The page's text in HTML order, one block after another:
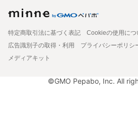
特定商取引法に基づく表記
Cookieの使用につ
広告識別子の取得・利用
プライバシーポリシ
メディアキット
©GMO Pepabo, Inc. All